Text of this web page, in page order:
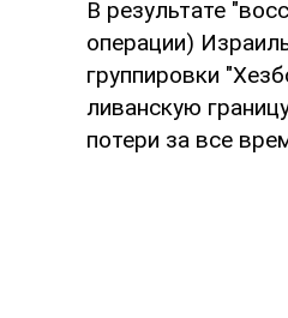
В результате
операции)
группировки
ливанскую
потери за все